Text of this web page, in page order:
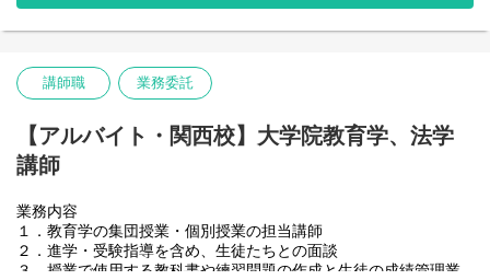
講師職 業務委託
【アルバイト・関西校】大学院教育学、法学
講師
業務内容
１．教育学の集団授業・個別授業の担当講師
２．進学・受験指導を含め、⽣徒たちとの⾯談
３．授業で使⽤する教科書や練習問題の作成と⽣徒の成績管理業